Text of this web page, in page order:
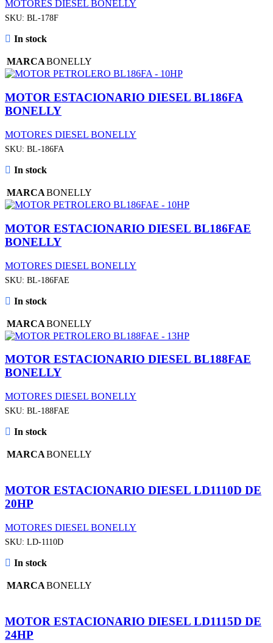
MOTORES DIESEL BONELLY
SKU: BL-178F
In stock
MARCABONELLY
MOTOR ESTACIONARIO DIESEL BL186FA
BONELLY
MOTORES DIESEL BONELLY
SKU: BL-186FA
In stock
MARCABONELLY
MOTOR ESTACIONARIO DIESEL BL186FAE
BONELLY
MOTORES DIESEL BONELLY
SKU: BL-186FAE
In stock
MARCABONELLY
MOTOR ESTACIONARIO DIESEL BL188FAE
BONELLY
MOTORES DIESEL BONELLY
SKU: BL-188FAE
In stock
MARCABONELLY
MOTOR ESTACIONARIO DIESEL LD1110D DE
20HP
MOTORES DIESEL BONELLY
SKU: LD-1110D
In stock
MARCABONELLY
MOTOR ESTACIONARIO DIESEL LD1115D DE
24HP